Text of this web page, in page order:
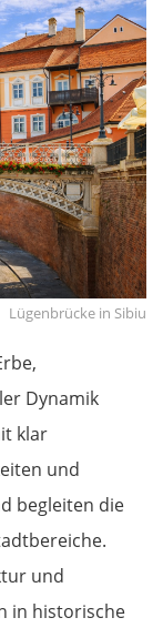
Lügenbrücke in Sibiu
Dynamik
klar
und
begleiten die
und
in historische